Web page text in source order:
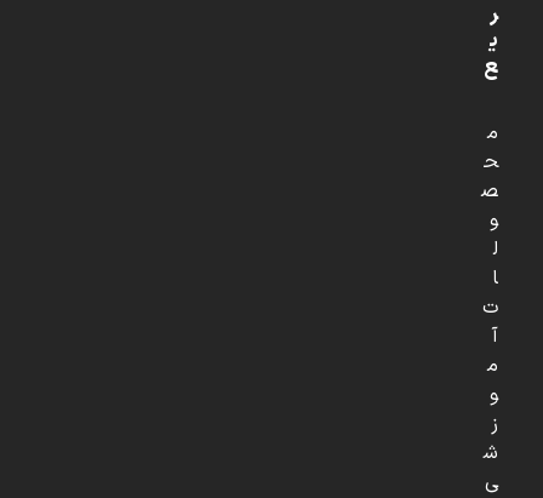
ر
ی
ع
م
ح
ص
و
ل
ا
ت
آ
م
و
ز
ش
ی